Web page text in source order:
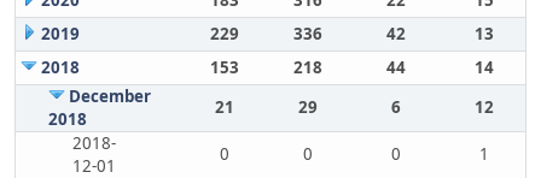
2019
229 336 42
13
2018
153 218 44
14
December
2018
21 29 6
12
2018-
12-01
0 0 0
1